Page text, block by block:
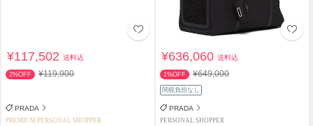
¥117,502送料込
2%OFF ¥119,900
PRADA
PREMIUM PERSONAL SHOPPER
¥636,060送料込
1%OFF ¥649,000
関税負担なし
PRADA
PERSONAL SHOPPER